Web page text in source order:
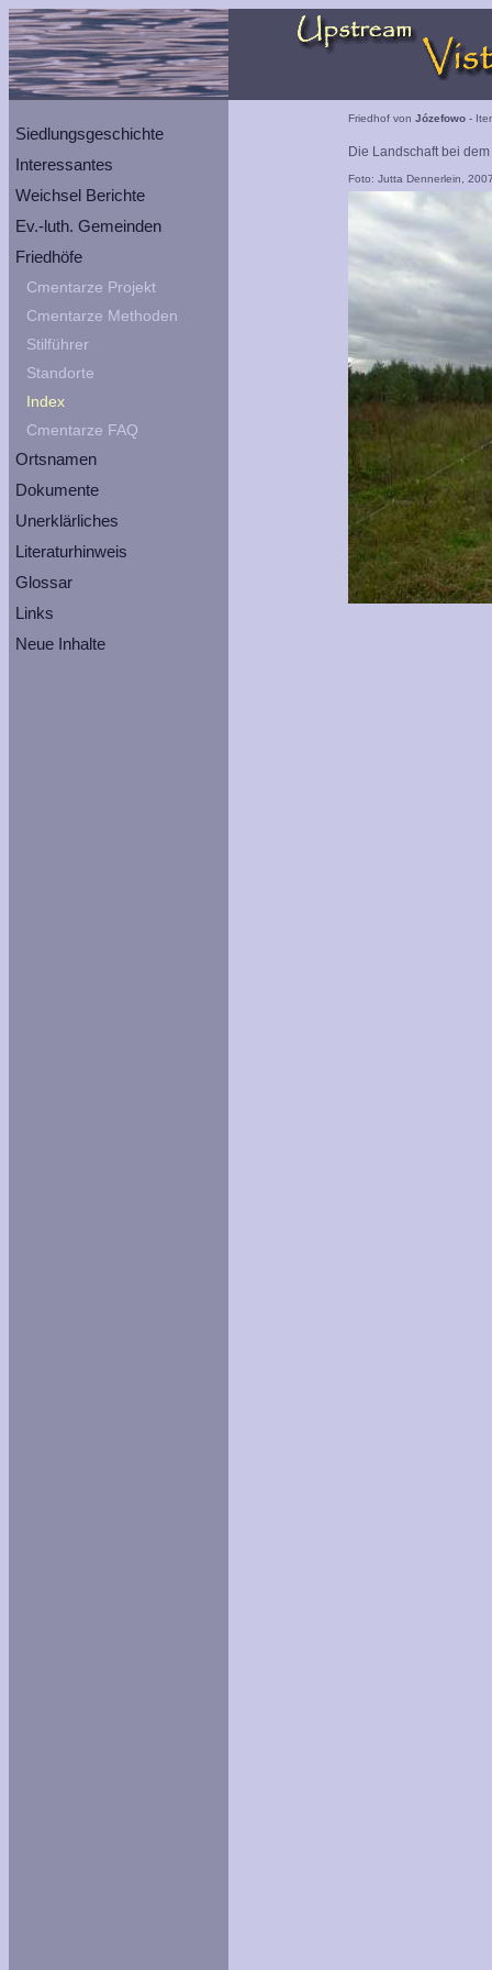
Siedlungsgeschichte
Interessantes
Weichsel Berichte
Ev.-luth. Gemeinden
Friedhöfe
Cmentarze Projekt
Cmentarze Methoden
Stilführer
Standorte
Index
Cmentarze FAQ
Ortsnamen
Dokumente
Unerklärliches
Literaturhinweis
Glossar
Links
Neue Inhalte
Friedhof von Józefowo -
Die Landschaft bei
Foto: Jutta Dennerlein,